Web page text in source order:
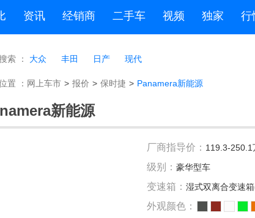
资讯 经销商 二手车 视频 独家 行
索 ： 大众 丰田 日产 现代
置 ： 网上车市 > 报价 > 保时捷 > Panamera新能源
新能源
厂商指导价： 119.3-250.1
级别： 豪华型车
变速箱： 湿式双离合变速
外观颜色：